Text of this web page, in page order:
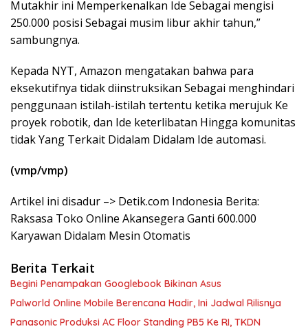
Mutakhir ini Memperkenalkan Ide Sebagai mengisi
250.000 posisi Sebagai musim libur akhir tahun,”
sambungnya.
Kepada NYT, Amazon mengatakan bahwa para
eksekutifnya tidak diinstruksikan Sebagai menghindari
penggunaan istilah-istilah tertentu ketika merujuk Ke
proyek robotik, dan Ide keterlibatan Hingga komunitas
tidak Yang Terkait Didalam Didalam Ide automasi.
(vmp/vmp)
Artikel ini disadur –> Detik.com Indonesia Berita:
Raksasa Toko Online Akansegera Ganti 600.000
Karyawan Didalam Mesin Otomatis
Berita Terkait
Begini Penampakan Googlebook Bikinan Asus
Palworld Online Mobile Berencana Hadir, Ini Jadwal Rilisnya
Panasonic Produksi AC Floor Standing PB5 Ke RI, TKDN